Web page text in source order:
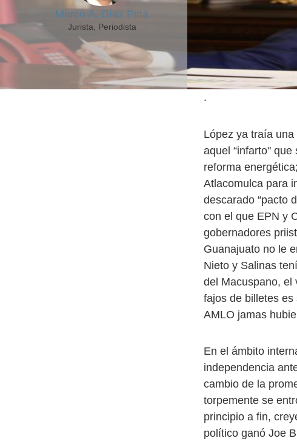
Marco A. Díaz Pina
Jurista, Periodista
.
López ya traía
aquel “infarto"
reforma
Atlacomulca para
descarado “pacto
con el que EPN y
gobernadores
Guanajuato no le
Nieto y Salinas
del Macuspano, el
fajos de billetes
AMLO jamas
En el ámbito
independencia
cambio de la
torpemente se
principio a fin,
político ganó Joe